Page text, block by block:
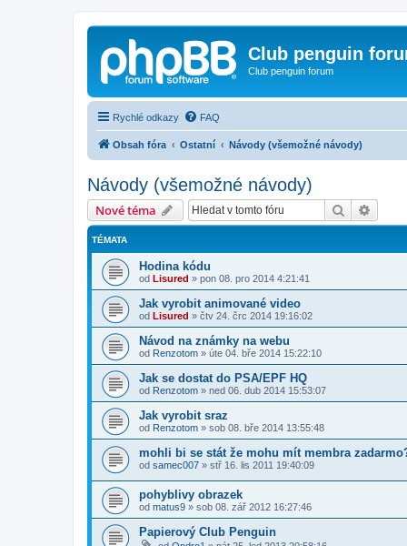
Club penguin
Club penguin forum
Rychlé odkazy FAQ
Obsah fóra Ostatní Návody (všemožné návody)
Návody (všemožné návody)
Nové téma Hledat
TÉMATA
Hodina kódu
od Lisured » pon 08. pro 2014 4:21:41
Jak vyrobit animované video
od Lisured » čtv 24. črc 2014 19:16:02
Návod na známky na webu
od Renzotom » úte 04. bře 2014 15:22:10
Jak se dostat do PSA/EPF HQ
od Renzotom » ned 06. dub 2014 15:53:07
Jak vyrobit sraz
od Renzotom » sob 08. bře 2014 13:55:48
mohli bi se stát že mohu mít membra
od samec007 » stř 16. lis 2011 19:40:09
pohyblivy obrazek
od matus9 » sob 08. zář 2012 16:27:46
Papierový Club Penguin